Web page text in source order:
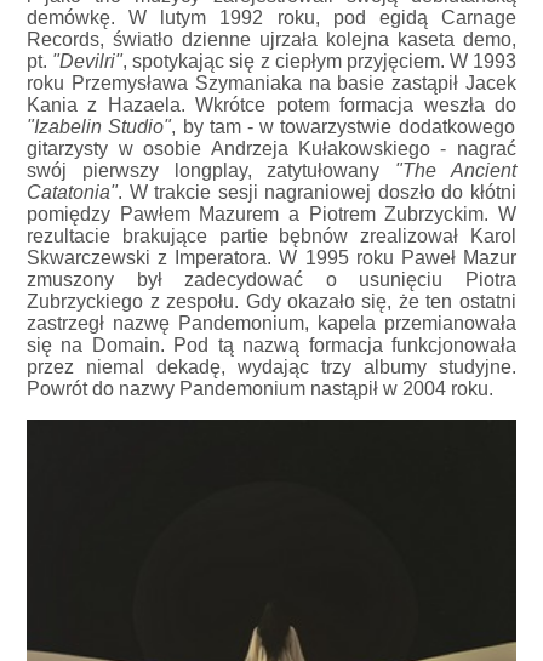
demówkę. W lutym 1992 roku, pod egidą Carnage
Records, światło dzienne ujrzała kolejna kaseta demo,
pt. "Devilri", spotykając się z ciepłym przyjęciem. W 1993
roku Przemysława Szymaniaka na basie zastąpił Jacek
Kania z Hazaela. Wkrótce potem formacja weszła do
"Izabelin Studio", by tam - w towarzystwie dodatkowego
gitarzysty w osobie Andrzeja Kułakowskiego - nagrać
swój pierwszy longplay, zatytułowany "The Ancient
Catatonia". W trakcie sesji nagraniowej doszło do kłótni
pomiędzy Pawłem Mazurem a Piotrem Zubrzyckim. W
rezultacie brakujące partie bębnów zrealizował Karol
Skwarczewski z Imperatora. W 1995 roku Paweł Mazur
zmuszony był zadecydować o usunięciu Piotra
Zubrzyckiego z zespołu. Gdy okazało się, że ten ostatni
zastrzegł nazwę Pandemonium, kapela przemianowała
się na Domain. Pod tą nazwą formacja funkcjonowała
przez niemal dekadę, wydając trzy albumy studyjne.
Powrót do nazwy Pandemonium nastąpił w 2004 roku.